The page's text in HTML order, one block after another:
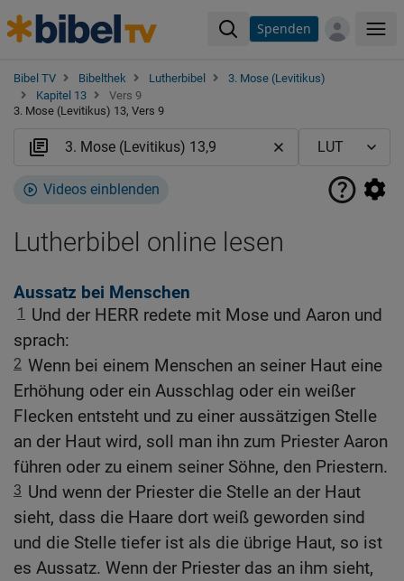
Spenden
Bibel TV Bibelthek Lutherbibel
3. Mose (Levitikus)
Kapitel 13
Vers 9
3. Mose (Levitikus) 13, Vers 9
Videos einblenden
Lutherbibel online lesen
Aussatz bei Menschen
1
Und der HERR redete mit Mose und Aaron und
sprach:
2 Wenn bei einem Menschen an seiner Haut eine
Erhöhung oder ein Ausschlag oder ein weißer
Flecken entsteht und zu einer aussätzigen Stelle
an der Haut wird, soll man ihn zum Priester Aaron
führen oder zu einem seiner Söhne, den Priestern.
3 Und wenn der Priester die Stelle an der Haut
sieht, dass die Haare dort weiß geworden sind
und die Stelle tiefer ist als die übrige Haut, so ist
es Aussatz. Wenn der Priester das an ihm sieht,